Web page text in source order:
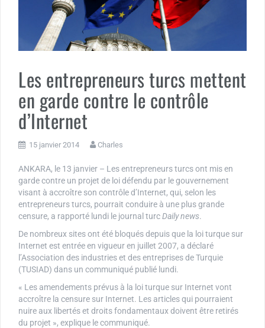
Les entrepreneurs turcs mettent
en garde contre le contrôle
d’Internet
15 janvier 2014 Charles
ANKARA, le 13 janvier – Les entrepreneurs turcs ont mis en
garde contre un projet de loi défendu par le gouvernement
visant à accroître son contrôle d’Internet, qui, selon les
entrepreneurs turcs, pourrait conduire à une plus grande
censure, a rapporté lundi le journal turcDaily news.
De nombreux sites ont été bloqués depuis que la loi turque sur
Internet est entrée en vigueur en juillet 2007, a déclaré
l’Association des industries et des entreprises de Turquie
(TUSIAD) dans un communiqué publié lundi.
« Les amendements prévus à la loi turque sur Internet vont
accroître la censure sur Internet. Les articles qui pourraient
nuire aux libertés et droits fondamentaux doivent être retirés
du projet », explique le communiqué.